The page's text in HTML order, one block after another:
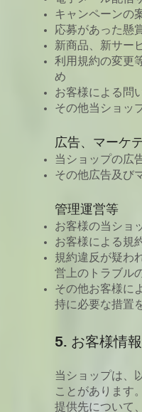
キャンペーンの
応募があった懸
新商品、新サー
利用規約の変更
め
お客様による問
その他当ショッ
広告、マーケ
当ショップの広
その他広告及び
管理運営等
お客様の当ショ
お客様による規
規約違反が疑わ
営上のトラブル
その他お客様に
持に必要な措置
5. お客様情
当ショップは、
ことがあります
提供先について